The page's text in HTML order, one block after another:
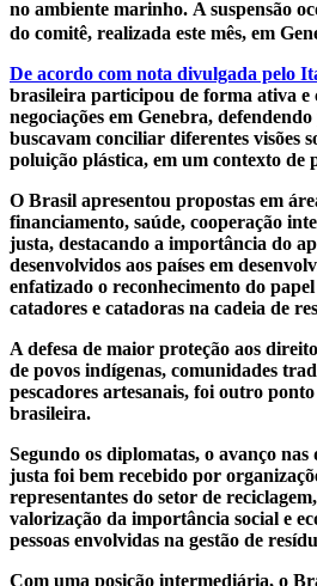
no ambiente marinho. A suspensão
do comitê, realizada este mês, em
De acordo com nota divulgada pelo
brasileira participou de forma ativa e
negociações em Genebra,
buscavam conciliar diferentes visões
poluição plástica, em um contexto de
O Brasil apresentou propostas em
financiamento, saúde, cooperação
justa, destacando a importância do
desenvolvidos aos países em
enfatizado o reconhecimento do
catadores e catadoras na cadeia de
A defesa de maior proteção aos
de povos indígenas, comunidades
pescadores artesanais, foi outro
brasileira.
Segundo os diplomatas, o avanço nas
justa foi bem recebido por
representantes do setor de
valorização da importância social e
pessoas envolvidas na gestão de
Com uma posição intermediária, o